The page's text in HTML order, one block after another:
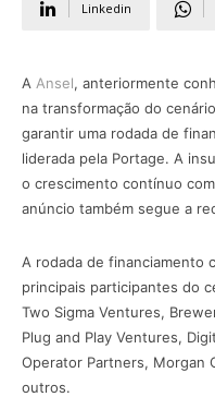
Linkedin
A Ansel, anteriormente
na transformação do
garantir uma rodada de
liderada pela Portage. A
o crescimento contínuo
anúncio também segue a
A rodada de financiamento
principais participantes do
Two Sigma Ventures,
Plug and Play Ventures,
Operator Partners, Morgan
outros.